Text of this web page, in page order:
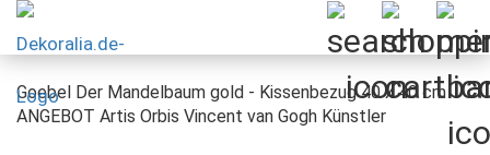
Goebel Der Mandelbaum gold - Kissenbezug 40 x 40 cm
ANGEBOT Artis Orbis Vincent van Gogh Künstler